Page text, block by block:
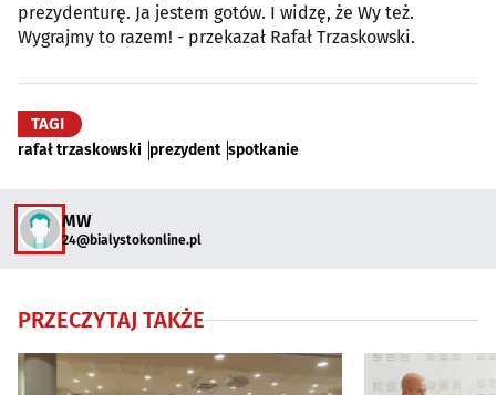
prezydenturę. Ja jestem gotów. I widzę, że Wy też.
Wygrajmy to razem! - przekazał Rafał Trzaskowski.
TAGI
rafał trzaskowski prezydent spotkanie
MW
24@bialystokonline.pl
PRZECZYTAJ TAKŻE